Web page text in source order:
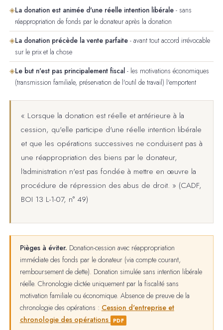
◈La donation est animée d'une réelle intention libérale - sans
réappropriation de fonds par le donateur après la donation
◈La donation précède la vente parfaite - avant tout accord irrévocable
sur le prix et la chose
◈Le but n'est pas principalement fiscal - les motivations économiques
(transmission familiale, préservation de l'outil de travail) l'emportent
« Lorsque la donation est réelle et antérieure à la
cession, qu'elle participe d'une réelle intention libérale
et que les opérations successives ne conduisent pas à
une réappropriation des biens par le donateur,
l'administration n'est pas fondée à mettre en œuvre la
procédure de répression des abus de droit. » (CADF,
BOI 13 L-1-07, n° 49)
Pièges à éviter. Donation-cession avec réappropriation
immédiate des fonds par le donateur (via compte courant,
remboursement de dette). Donation simulée sans intention libérale
réelle. Chronologie dictée uniquement par la fiscalité sans
motivation familiale ou économique. Absence de preuve de la
chronologie des opérations : Cession d'entreprise et
chronologie des opérations PDF